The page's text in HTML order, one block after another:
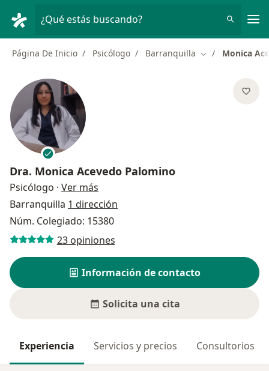
¿Qué estás buscando?
Página De Inicio Psicólogo Barranquilla Cambiar de
Monica
Dra. Monica Acevedo Palomino
Psicólogo · Ver más
Barranquilla 1 dirección
Núm. Colegiado: 15380
23 opiniones
Información de contacto
Solicita una cita
Experiencia Servicios y precios Consultorios